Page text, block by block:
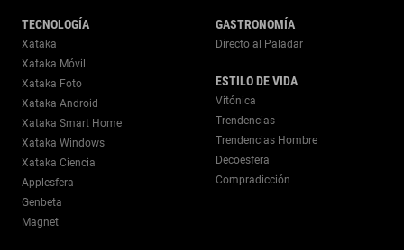
TECNOLOGÍA
Xataka
Xataka Móvil
Xataka Foto
Xataka Android
Xataka Smart Home
Xataka Windows
Xataka Ciencia
Applesfera
Genbeta
Magnet
GASTRONOMÍA
Directo al Paladar
ESTILO DE VIDA
Vitónica
Trendencias
Trendencias Hombre
Decoesfera
Compradicción